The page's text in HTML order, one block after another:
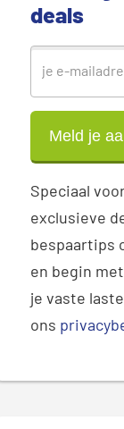
deals
Speciaal
exclusieve
bespaartips
en begin
je vaste
ons